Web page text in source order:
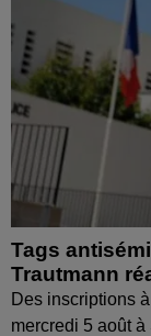
Tags
Trautmann
Des inscriptions
mercredi 5 août